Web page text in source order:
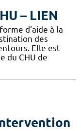
– LIEN
d’aide à la
des
Elle est
du CHU de